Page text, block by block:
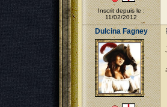
Inscrit depuis le :
11/02/2012
Dulcina Fagney